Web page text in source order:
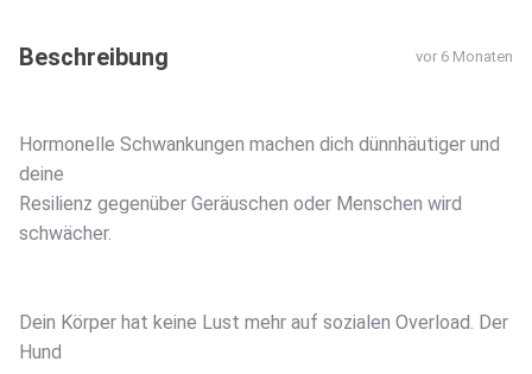
Beschreibung vor 6 Monaten
Hormonelle Schwankungen machen dich dünnhäutiger und
deine
Resilienz gegenüber Geräuschen oder Menschen wird
schwächer.
Dein Körper hat keine Lust mehr auf sozialen Overload. Der
Hund